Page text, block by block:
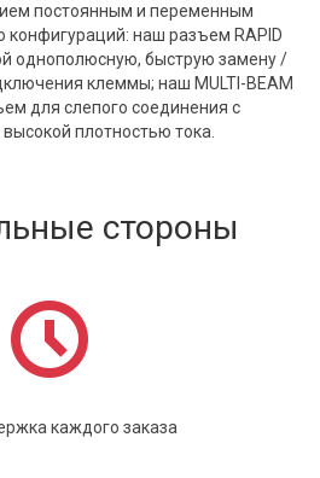
постоянным и переменным
наш разъем RAPID
однополюсную, быструю замену /
клеммы; наш MULTI-BEAM
для слепого соединения с
плотностью тока.
стороны
каждого заказа